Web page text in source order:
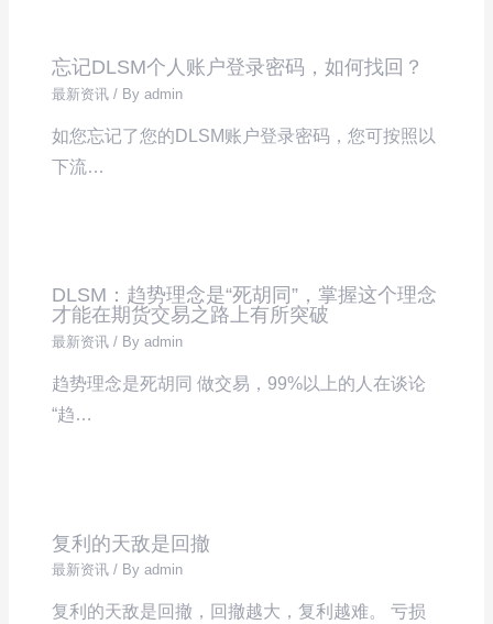
忘记DLSM个人账户登录密码，如何找回？
最新资讯 / Byadmin
如您忘记了您的DLSM账户登录密码，您可按照以
下流…
DLSM：趋势理念是“死胡同”，掌握这个理念
才能在期货交易之路上有所突破
最新资讯 / Byadmin
趋势理念是死胡同 做交易，99%以上的人在谈论
“趋…
复利的天敌是回撤
最新资讯 / Byadmin
复利的天敌是回撤，回撤越大，复利越难。 亏损